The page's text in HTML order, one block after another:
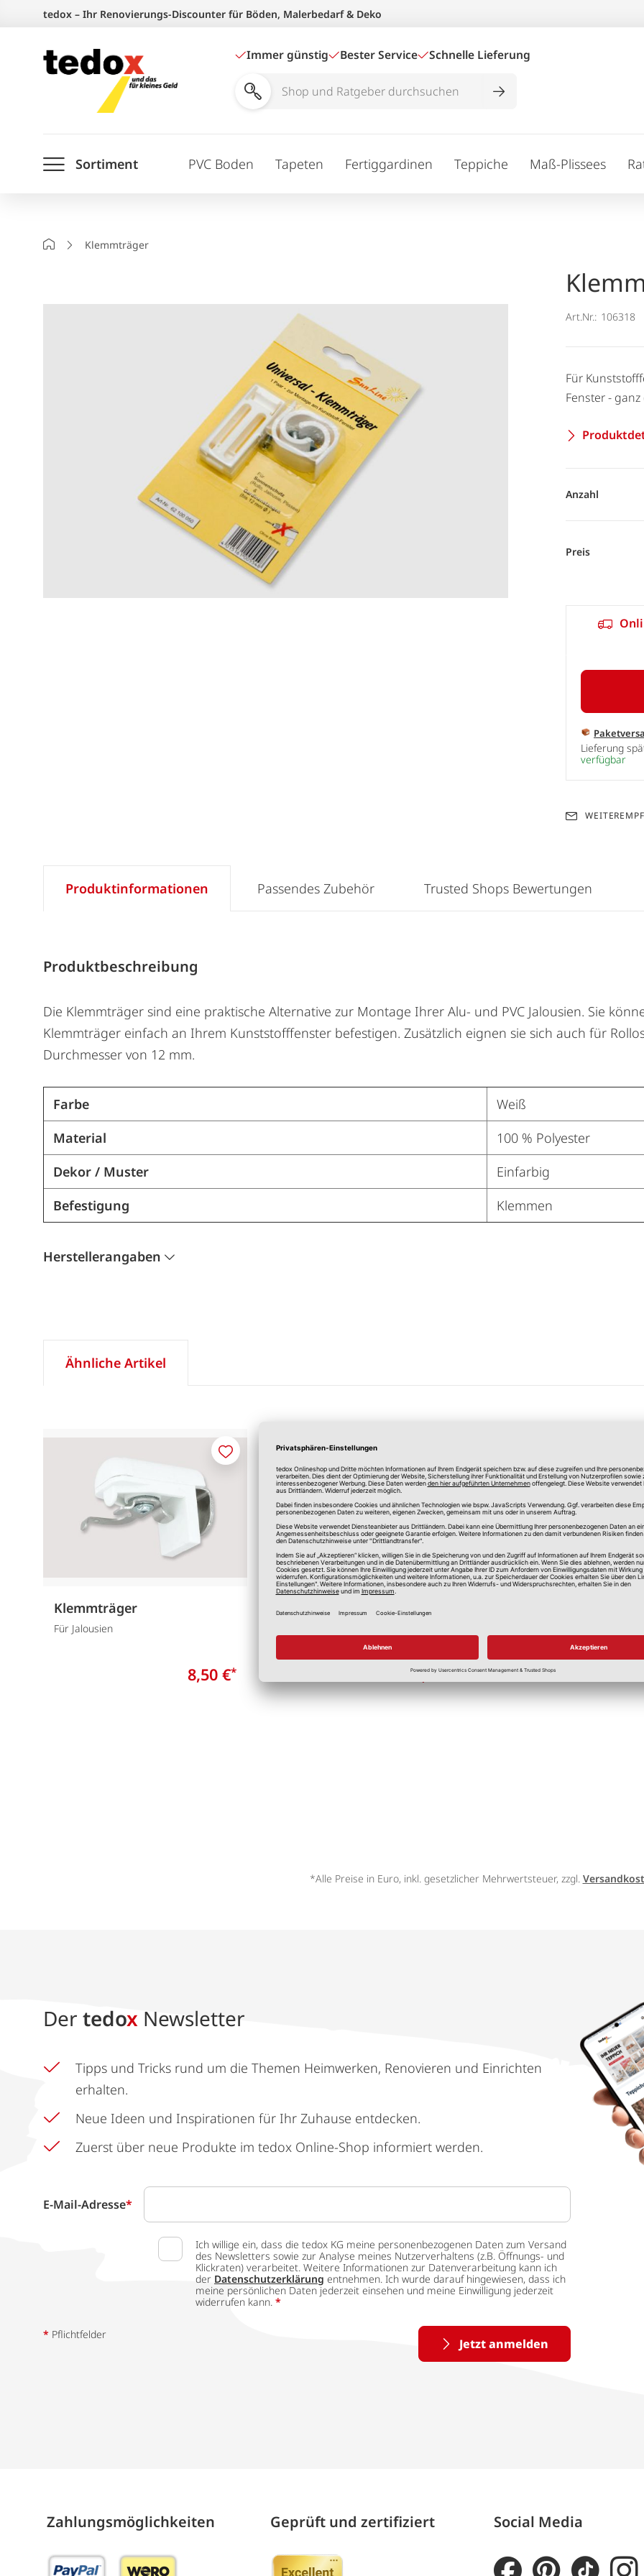
springen
tedox – Ihr Renovierungs-Discounter für Böden, Malerbedarf & Deko
Immer günstig Bester Service Schnelle Lieferung
Shop
durchsuchen
Sortiment PVC Boden Tapeten Fertiggardinen Teppiche Maß-Plissees
StartseiteKlemmträger
Art.Nr.: 106318
Für
Fenster -
Anzahl
Preis
Lieferung
verfügbar
Produktinformationen
Produktbeschreibung
Die Klemmträger sind eine praktische Alternative zur Montage Ihrer Alu- und PVC Jalousien. Sie
Klemmträger einfach an Ihrem Kunststofffenster befestigen. Zusätzlich eignen sie sich auch für
Durchmesser von 12 mm.
Farbe
Weiß
Material
100 % Polyester
Dekor / Muster
Einfarbig
Befestigung
Klemmen
Herstellerangaben
Passendes Zubehör Trusted Shops Bewertungen
Ähnliche Artikel
Klemmträger
Für Jalousien
8,50 €*
Merken
Klemmhalter Doppelrollo
2,50 €*
*Alle Preise in Euro, inkl. gesetzlicher Mehrwertsteuer, zzgl.
Der tedox Newsletter
Tipps und Tricks rund um die Themen Heimwerken, Renovieren und Einrichten
erhalten.
Neue Ideen und Inspirationen für Ihr Zuhause entdecken.
Zuerst über neue Produkte im tedox Online-Shop informiert werden.
E-Mail-Adresse*
Ich willige ein, dass die tedox KG meine personenbezogenen Daten zum Versand
des Newsletters sowie zur Analyse meines Nutzerverhaltens (z.B. Öffnungs- und
Klickraten) verarbeitet. Weitere Informationen zur Datenverarbeitung kann ich
der Datenschutzerklärung entnehmen. Ich wurde darauf hingewiesen, dass ich
meine persönlichen Daten jederzeit einsehen und meine Einwilligung jederzeit
widerrufen kann. *
Jetzt anmelden
* Pflichtfelder
Zahlungs­möglich­keiten Geprüft und zertifiziert Social Media